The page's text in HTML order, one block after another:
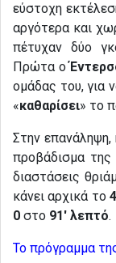
εύστοχη
αργότερα και
πέτυχαν δύο
Πρώτα ο
ομάδας του, για
«καθαρίσει» το
Στην επανάληψη,
προβάδισμα της
διαστάσεις
κάνει αρχικά το
0 στο 91′ λεπτό.
Το πρόγραμμα